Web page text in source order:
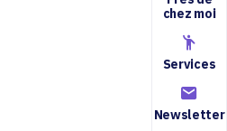
chez moi
Services
Newsletter